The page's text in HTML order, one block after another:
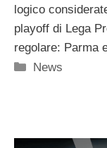
logico
playoff di Lega
regolare: Parma
Categorie
News